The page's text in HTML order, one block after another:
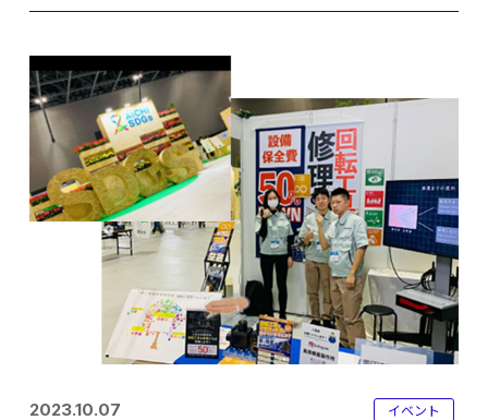
2023.10.07 イベント